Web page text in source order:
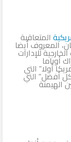
المتعاقبة
المعروف أيضا
للإدارات
أوباما
أولا” التي
أفضل” التي
الهيمنة